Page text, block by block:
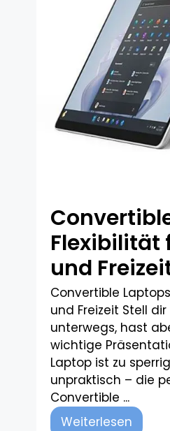
Flexibilität
und
Convertible
und Freizeit Stell
unterwegs, hast
wichtige
Laptop ist zu
unpraktisch – die
Convertible ...
Weiterlesen